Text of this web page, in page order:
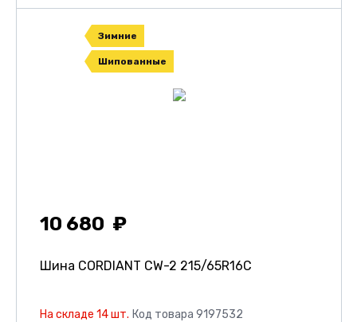
Зимние
Шипованные
10 680
Шина CORDIANT CW-2 215/65R16C
На складе 14 шт. Код товара 9197532